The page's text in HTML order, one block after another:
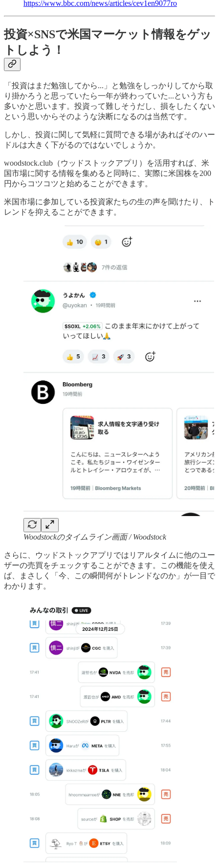
https://www.bbc.com/news/articles/cev1en9077ro
投資×SNSで米国マーケット情報をゲッ
トしよう！
「投資はまだ勉強してから...」と勉強をしっかりしてから取
り掛かろうと思っていたら一年が終わっていた...という方も
多いかと思います。投資って難しそうだし、損をしたくない
という思いからそのような決断になるのは当然です。
しかし、投資に関して気軽に質問できる場があればそのハー
ドルは大きく下がるのではないでしょうか。
woodstock.club（ウッドストックアプリ）を活用すれば、米
国市場に関する情報を集めると同時に、実際に米国株を200
円からコツコツと始めることができます。
米国市場に参加している投資家たちの生の声を聞けたり、ト
レンドを抑えることができます。
Woodstockのタイムライン画面 / Woodstock
さらに、ウッドストックアプリではリアルタイムに他のユー
ザーの売買をチェックすることができます。この機能を使え
ば、まさしく「今、この瞬間何がトレンドなのか」が一目で
わかります。